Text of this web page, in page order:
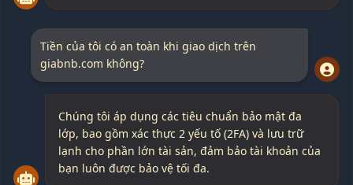
Tiền của tôi có an toàn khi giao dịch trên
giabnb.com không?
Chúng tôi áp dụng các tiêu chuẩn bảo mật đa
lớp, bao gồm xác thực 2 yếu tố (2FA) và lưu trữ
lạnh cho phần lớn tài sản, đảm bảo tài khoản của
bạn luôn được bảo vệ tối đa.